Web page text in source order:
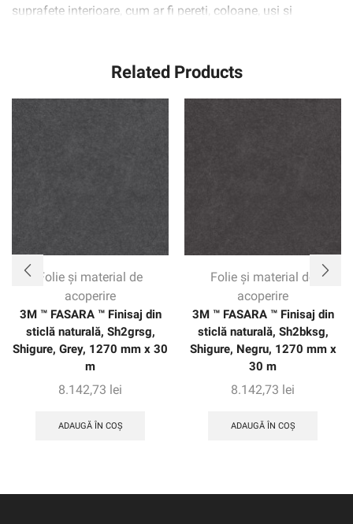
suprafețe interioare, cum ar fi pereți, coloane, uși și
practic bulele de aer, simplificând și accelerând procesul
Related Products
Folie și material de
acoperire
3M ™ FASARA ™ Finisaj din
sticlă naturală, Sh2grsg,
Shigure, Grey, 1270 mm x 30
m
8.142,73 lei
ADAUGĂ ÎN COȘ
Folie și material de
acoperire
3M ™ FASARA ™ Finisaj din
sticlă naturală, Sh2bksg,
Shigure, Negru, 1270 mm x
30 m
8.142,73 lei
ADAUGĂ ÎN COȘ